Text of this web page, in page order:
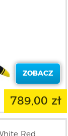
ZOBACZ
789,00 zł
Red